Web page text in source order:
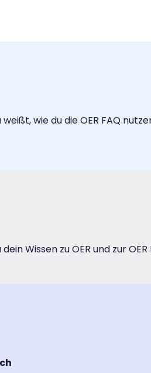
wie du die OER FAQ
Wissen zu OER und zur